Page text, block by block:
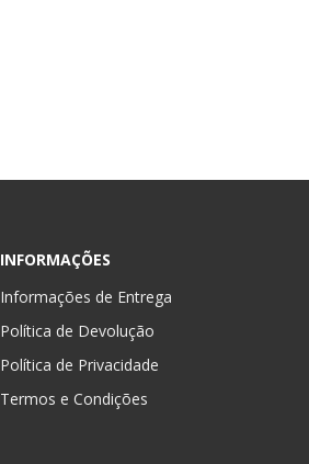
INFORMAÇÕES
Informações de Entrega
Política de Devolução
Política de Privacidade
Termos e Condições